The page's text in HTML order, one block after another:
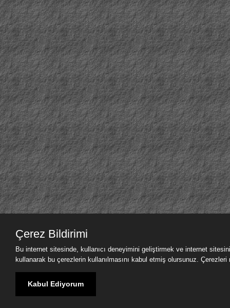
Çerez Bildirimi
Bu internet sitesinde, kullanıcı deneyimini geliştirmek ve internet
kullanarak bu çerezlerin kullanılmasını kabul etmiş olursunuz.
Kabul Ediyorum